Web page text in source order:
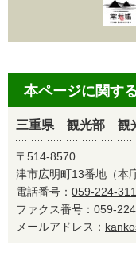
本ページに関す
三重県 観光部 観
〒514-8570
津市広明町13番地（本
電話番号： 059-224-
ファクス番号：059-
メールアドレス：